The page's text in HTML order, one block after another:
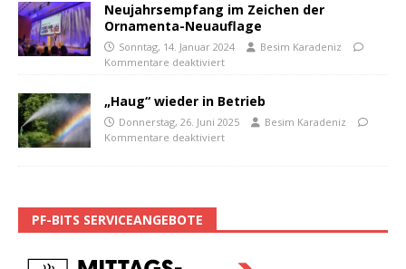
Neujahrsempfang im Zeichen der
Ornamenta-Neuauflage
Sonntag, 14. Januar 2024
Besim Karadeniz
Kommentare deaktiviert
„Haug“ wieder in Betrieb
Donnerstag, 26. Juni 2025
Besim Karadeniz
Kommentare deaktiviert
PF-BITS SERVICEANGEBOTE